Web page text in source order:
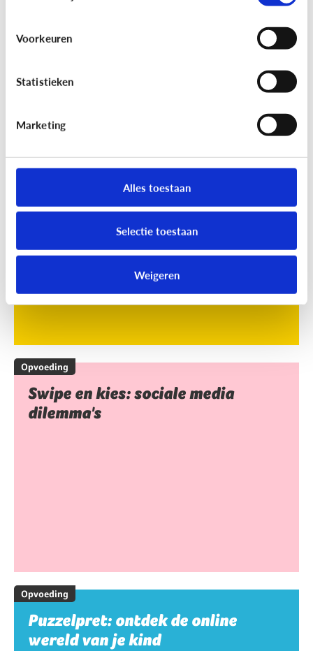
Voorkeuren
Statistieken
Marketing
Alles toestaan
Selectie toestaan
Weigeren
[Online quiz]Waar is schermtijd
Opvoeding
Swipe en kies: sociale media
dilemma's
Opvoeding
Puzzelpret: ontdek de online
wereld van je kind